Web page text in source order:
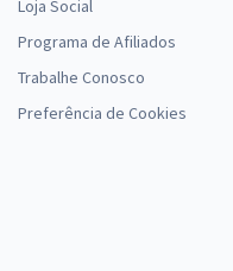
Residência UERJ -
Mental -
Loja Social
Programa de Afiliados
Trabalhe Conosco
Preferência de Cookies